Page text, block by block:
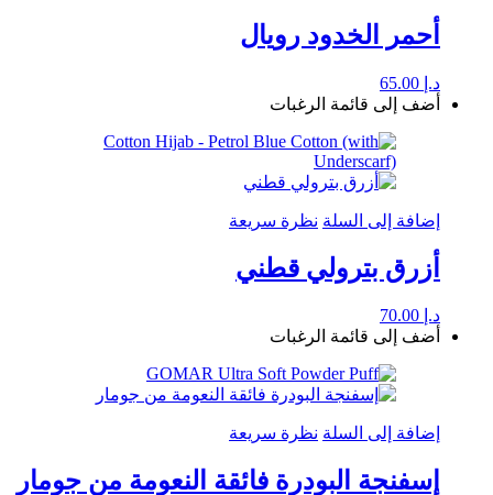
أحمر الخدود رويال
د.إ
أضف إلى قائمة الرغبات
إضافة إلى السلة نظرة سريعة
أزرق بترولي قطني
د.إ
أضف إلى قائمة الرغبات
إضافة إلى السلة نظرة سريعة
إسفنجة البودرة فائقة النعومة من جومار